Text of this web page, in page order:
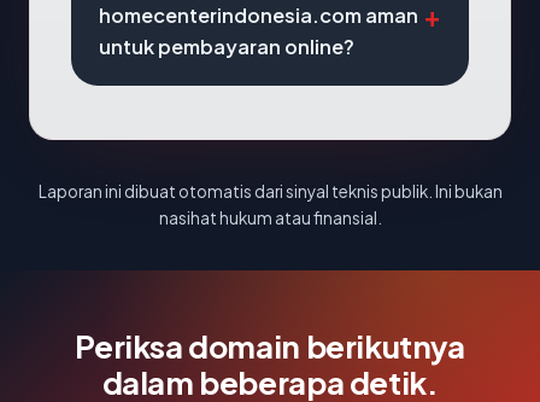
homecenterindonesia.com aman
untuk pembayaran online?
Laporan ini dibuat otomatis dari sinyal teknis publik. Ini bukan
nasihat hukum atau finansial.
Periksa domain berikutnya
dalam beberapa detik.